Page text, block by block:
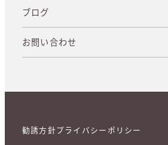
ブログ
お問い合わせ
勧誘方針プライバシーポリシー